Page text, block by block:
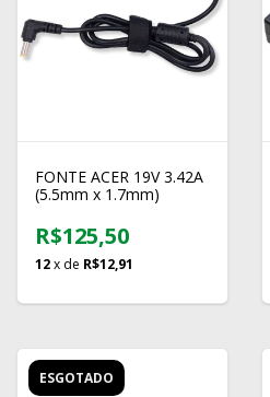
FONTE ACER 19V 3.42A
(5.5mm x 1.7mm)
R$125,50
12x de R$12,91
ESGOTADO